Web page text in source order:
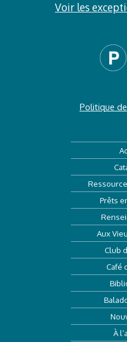
Voir les
Politique
Prêts
Aux
Club
Café
À